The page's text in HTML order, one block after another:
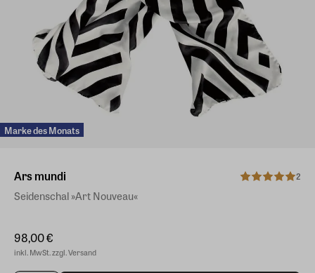
Marke des Monats
Ars mundi 2
Seidenschal »Art Nouveau«
98,00 €
inkl. MwSt. zzgl. Versand